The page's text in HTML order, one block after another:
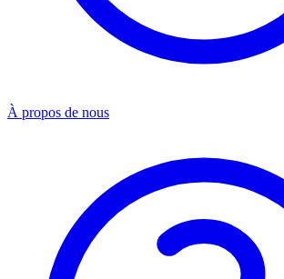
À propos de nous